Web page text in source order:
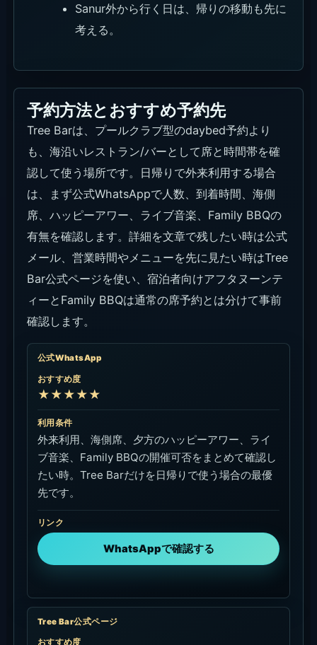
Sanur外から行く日は、帰りの移動も先に
考える。
予約方法とおすすめ予約先
Tree Barは、プールクラブ型のdaybed予約より
も、海沿いレストラン/バーとして席と時間帯を確
認して使う場所です。日帰りで外来利用する場合
は、まず公式WhatsAppで人数、到着時間、海側
席、ハッピーアワー、ライブ音楽、Family BBQの
有無を確認します。詳細を文章で残したい時は公式
メール、営業時間やメニューを先に見たい時はTree
Bar公式ページを使い、宿泊者向けアフタヌーンテ
ィーとFamily BBQは通常の席予約とは分けて事前
確認します。
公式WhatsApp
おすすめ度
★★★★★
利用条件
外来利用、海側席、夕方のハッピーアワー、ライ
ブ音楽、Family BBQの開催可否をまとめて確認し
たい時。Tree Barだけを日帰りで使う場合の最優
先です。
リンク
WhatsAppで確認する
Tree Bar公式ページ
おすすめ度